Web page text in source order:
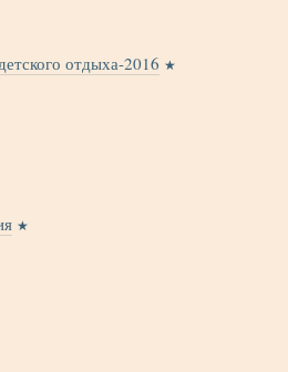
отдыха-2016